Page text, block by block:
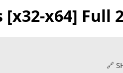
x64] Full
🔗